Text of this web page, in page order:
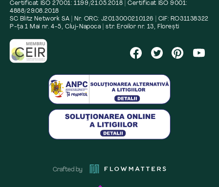
Certificat ISO 27001: 1199/21.05.2018 | Certificat ISO 9001:
4888/29.08.2018
SC Blitz Network SA | Nr. ORC: J2013000210126 | CIF: RO31138322
P-ța 1 Mai nr. 4-5, Cluj-Napoca | str. Eroilor nr. 13, Florești
Crafted by